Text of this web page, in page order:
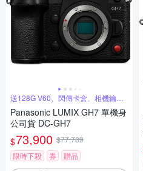
送128G V60、閃傳卡盒、相機鑰匙
圈
Panasonic LUMIX GH7 單機身
公司貨 DC-GH7
$73,900 $77,789
限時下殺
券 贈品